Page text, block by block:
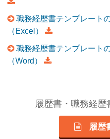
職務経歴書テンプレート
（Excel）
職務経歴書テンプレート
（Word）
履歴書・職務経歴
履歴